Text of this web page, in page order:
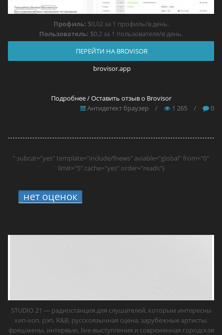
Профиль: $0,02 за 1 профиль/в день.
Пользователь: $0,2 за 1 пользователя/в день.
ПЕРЕЙТИ НА BROVISOR
brovisor.app
Подробнее / Оставить отзыв о Brovisor
Антидетект браузер
/ 1 265 / 0
" subcat="yes" template="include/fnews" aviable="global" from="0"
limit="5" cache="yes" order="reads"}
нет оценок
STUDIO 21 — радиостанция для слушателей, которым интересны
хип-хоп, рэп, R&B, русскоязычная сцена, зарубежные артисты,
фрешмены, интервью, live-выступления и современная городская